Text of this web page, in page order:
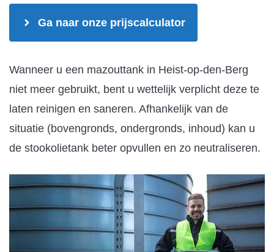
Ga naar onze prijscalculator
Wanneer u een mazouttank in Heist-op-den-Berg
niet meer gebruikt, bent u wettelijk verplicht deze te
laten reinigen en saneren. Afhankelijk van de
situatie (bovengronds, ondergronds, inhoud) kan u
de stookolietank beter opvullen en zo neutraliseren.